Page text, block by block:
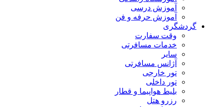
آموزش درسی
آموزش حرفه و فن
گردشگری
وقت سفارت
خدمات مسافرتی
سایر
آژانس مسافرتی
تور خارجی
تور داخلی
بلیط هواپیما و قطار
رزرو هتل